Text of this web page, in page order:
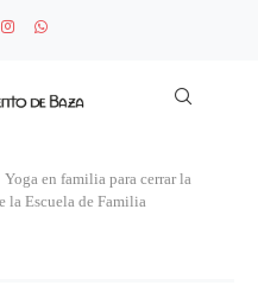
Yoga en familia para cerrar la
la Escuela de Familia